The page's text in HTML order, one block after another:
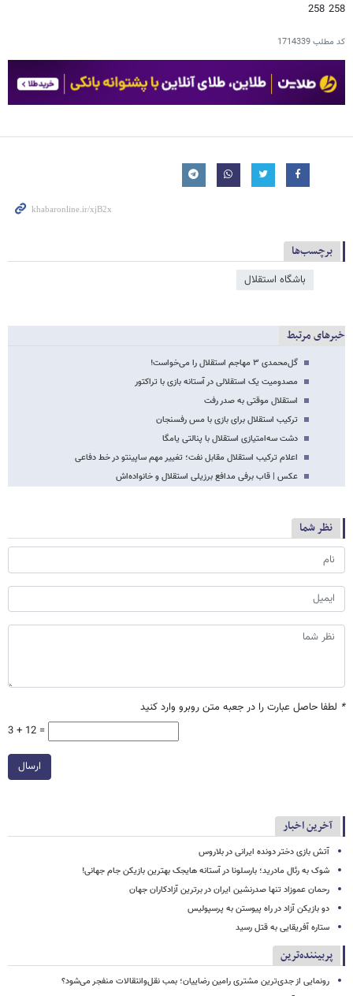
258 258
کد مطلب1714339
برچسب‌ها
باشگاه استقلال
خبرهای مرتبط
گل‌محمدی ۳ مهاجم استقلال را می‌خواست!
مصدومیت یک استقلالی در آستانه بازی با تراکتور
استقلال موقتی به صدر رفت
ترکیب استقلال برای بازی با مس رفسنجان
دشت سه‌امتیازی استقلال با پنالتی یامگا
اعلام ترکیب استقلال مقابل نفت؛ تغییر مهم ساپینتو در خط دفاعی
عکس | قاب برفی مدافع برزیلی استقلال و خانواده‌اش
نظر شما
* لطفا حاصل عبارت را در جعبه متن روبرو وارد کنید
3 + 12 =
ارسال
آخرین اخبار
آتش بازی دختر دونده ایرانی در بلاروس
شوک به رئال مادرید؛ بارسلونا در آستانه هایجک بهترین بازیکن جام جهانی!
رحمان عموزاد تنها صدرنشین ایران در برترین آزادکاران جهان
دو بازیکن آزاد در راه پیوستن به پرسپولیس
ستاره آفریقایی به قتل رسید
پربیننده‌ترین
رونمایی از جدی‌ترین مشتری رامین رضاییان؛ بمب نقل‌وانتقالات منفجر می‌شود؟